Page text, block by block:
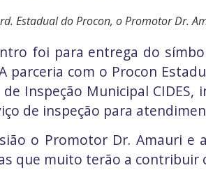
Estadual do Procon, o Promotor Dr.
foi para entrega do
A parceria com o Procon
de Inspeção Municipal
de inspeção para
o Promotor Dr. Amauri e
que muito terão a contribuir